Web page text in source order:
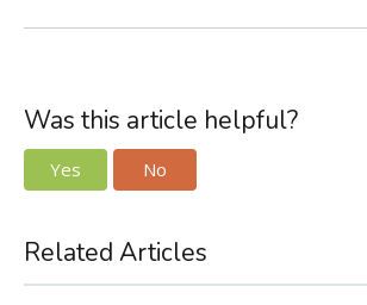
Was this article helpful?
Yes No
Related Articles